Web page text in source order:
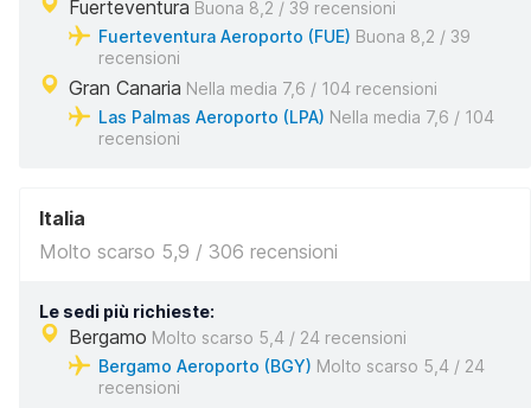
Fuerteventura Buona 8,2 / 39 recensioni
Fuerteventura Aeroporto (FUE) Buona 8,2 / 39
recensioni
Gran Canaria Nella media 7,6 / 104 recensioni
Las Palmas Aeroporto (LPA) Nella media 7,6 / 104
recensioni
Italia
Molto scarso 5,9 / 306 recensioni
Le sedi più richieste:
Bergamo Molto scarso 5,4 / 24 recensioni
Bergamo Aeroporto (BGY) Molto scarso 5,4 / 24
recensioni